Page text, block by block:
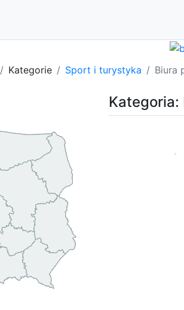
Kategorie Sport i turystyka Biura
Kategoria: